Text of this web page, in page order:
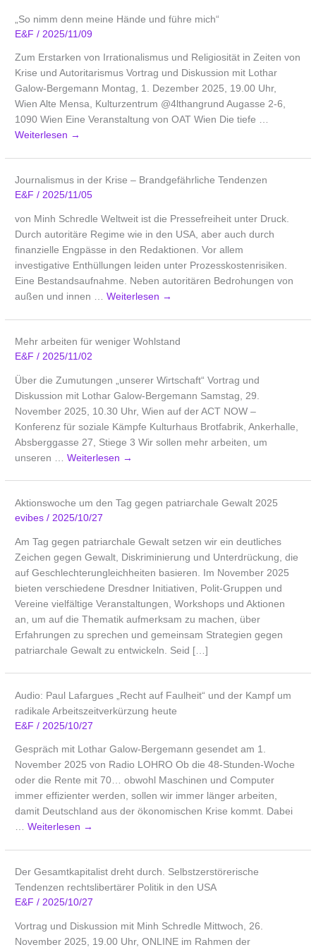
„So nimm denn meine Hände und führe mich“
E&F/ 2025/11/09
Zum Erstarken von Irrationalismus und Religiosität in Zeiten von
Krise und Autoritarismus Vortrag und Diskussion mit Lothar
Galow-Bergemann Montag, 1. Dezember 2025, 19.00 Uhr,
Wien Alte Mensa, Kulturzentrum @4lthangrund Augasse 2-6,
1090 Wien Eine Veranstaltung von OAT Wien Die tiefe …
Weiterlesen →
Journalismus in der Krise – Brandgefährliche Tendenzen
E&F/2025/11/05
von Minh Schredle Weltweit ist die Pressefreiheit unter Druck.
Durch autoritäre Regime wie in den USA, aber auch durch
finanzielle Engpässe in den Redaktionen. Vor allem
investigative Enthüllungen leiden unter Prozesskostenrisiken.
Eine Bestandsaufnahme. Neben autoritären Bedrohungen von
außen und innen …Weiterlesen →
Mehr arbeiten für weniger Wohlstand
E&F/2025/11/02
Über die Zumutungen „unserer Wirtschaft“ Vortrag und
Diskussion mit Lothar Galow-Bergemann Samstag, 29.
November 2025, 10.30 Uhr, Wien auf der ACT NOW –
Konferenz für soziale Kämpfe Kulturhaus Brotfabrik, Ankerhalle,
Absberggasse 27, Stiege 3 Wir sollen mehr arbeiten, um
unseren …Weiterlesen →
Aktionswoche um den Tag gegen patriarchale Gewalt 2025
evibes/ 2025/10/27
Am Tag gegen patriarchale Gewalt setzen wir ein deutliches
Zeichen gegen Gewalt, Diskriminierung und Unterdrückung, die
auf Geschlechterungleichheiten basieren. Im November 2025
bieten verschiedene Dresdner Initiativen, Polit-Gruppen und
Vereine vielfältige Veranstaltungen, Workshops und Aktionen
an, um auf die Thematik aufmerksam zu machen, über
Erfahrungen zu sprechen und gemeinsam Strategien gegen
patriarchale Gewalt zu entwickeln. Seid […]
Audio: Paul Lafargues „Recht auf Faulheit“ und der Kampf um
radikale Arbeitszeitverkürzung heute
E&F/ 2025/10/27
Gespräch mit Lothar Galow-Bergemann gesendet am 1.
November 2025 von Radio LOHRO Ob die 48-Stunden-Woche
oder die Rente mit 70… obwohl Maschinen und Computer
immer effizienter werden, sollen wir immer länger arbeiten,
damit Deutschland aus der ökonomischen Krise kommt. Dabei
…Weiterlesen →
Der Gesamtkapitalist dreht durch. Selbstzerstörerische
Tendenzen rechtslibertärer Politik in den USA
E&F/2025/10/27
Vortrag und Diskussion mit Minh Schredle Mittwoch, 26.
November 2025, 19.00 Uhr, ONLINE im Rahmen der